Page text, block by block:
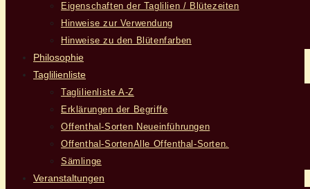
Eigenschaften der Taglilien / Blütezeiten
Hinweise zur Verwendung
Hinweise zu den Blütenfarben
Philosophie
Taglilienliste
Taglilienliste A-Z
Erklärungen der Begriffe
Offenthal-Sorten Neueinführungen
Offenthal-SortenAlle Offenthal-Sorten.
Sämlinge
Veranstaltungen